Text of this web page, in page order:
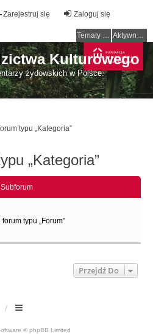
Zaloguj się
Zarejestruj się
Tematy bez odpowiedzi Aktywne tematy
Kulturowego
żydowskich w Polsce.
typu „Kategoria”
„Kategoria”
Subforum
typu „Forum”
Przejdź Do
© phpBB Limited